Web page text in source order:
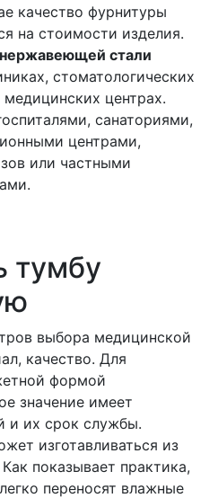
качество фурнитуры
на стоимости изделия.
стали
стоматологических
центрах.
санаториями,
центрами,
или частными
тумбу
выбора медицинской
качество. Для
формой
значение имеет
и их срок службы.
изготавливаться из
показывает практика,
переносят влажные